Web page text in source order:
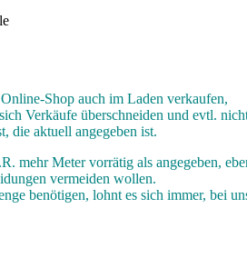
Shop auch im Laden verkaufen,
Verkäufe überschneiden und evtl.
die aktuell angegeben ist.
mehr Meter vorrätig als angegeben,
vermeiden wollen.
benötigen, lohnt es sich immer, bei